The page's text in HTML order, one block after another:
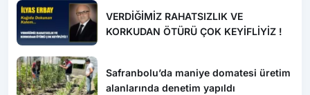
VERDİĞİMİZ RAHATSIZLIK VE
KORKUDAN ÖTÜRÜ ÇOK KEYİFLİYİZ !
Safranbolu’da maniye domatesi üretim
alanlarında denetim yapıldı